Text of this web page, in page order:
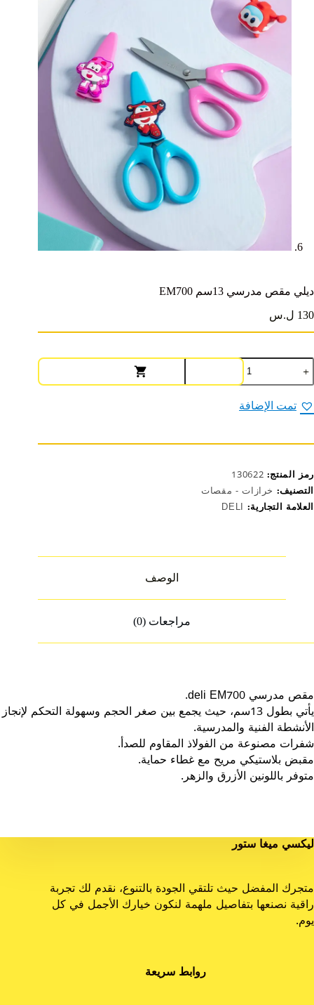
ديلي مقص مدرسي 13سم EM700
130 ل.س
كمية
ديلي
مقص
مدرسي
13سم
تمت الإضافة
رمز المنتج: 130622
التصنيف: خرازات - مقصات
العلامة التجارية: DELI
الوصف
مراجعات (0)
مقص مدرسي deli EM700.
يأتي بطول 13سم، حيث يجمع بين صغر الحجم وسهولة التحكم لإنجاز
الأنشطة الفنية والمدرسية.
شفرات مصنوعة من الفولاذ المقاوم للصدأ.
مقبض بلاستيكي مريح مع غطاء حماية.
متوفر باللونين الأزرق والزهر.
ليكسي ميغا ستور
متجرك المفضل حيث تلتقي الجودة بالتنوع، نقدم لك تجربة
راقية نصنعها بتفاصيل ملهمة لنكون خيارك الأجمل في كل
يوم.
روابط سريعة